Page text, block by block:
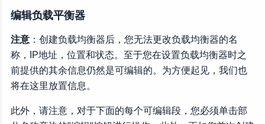
编辑负载平衡器
注意 ：创建负载均衡器后，您无法更改负载均衡器的名
称，IP地址，位置和状态。至于您在设置负载均衡器时之
前提供的其余信息仍然是可编辑的。为方便起见，我们也
将在这里放置信息。
此外，请注意，对于下面的每个可编辑段，您必须单击部